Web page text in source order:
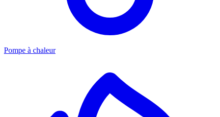
Pompe à chaleur